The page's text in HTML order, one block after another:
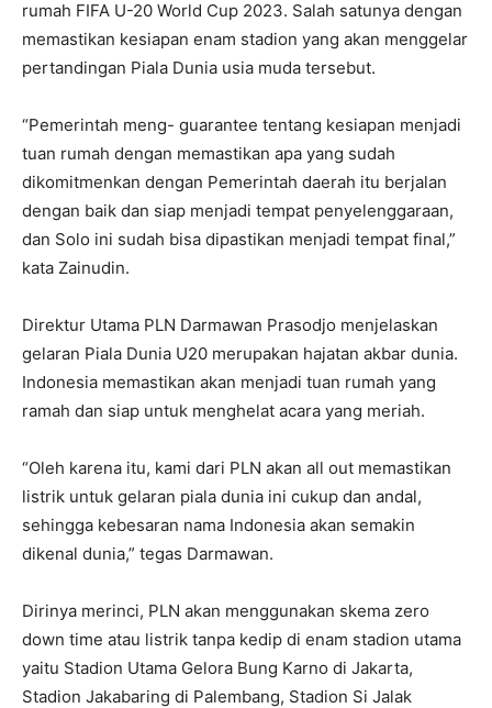
rumah FIFA U-20 World Cup 2023. Salah satunya dengan
memastikan kesiapan enam stadion yang akan menggelar
pertandingan Piala Dunia usia muda tersebut.
“Pemerintah meng- guarantee tentang kesiapan menjadi
tuan rumah dengan memastikan apa yang sudah
dikomitmenkan dengan Pemerintah daerah itu berjalan
dengan baik dan siap menjadi tempat penyelenggaraan,
dan Solo ini sudah bisa dipastikan menjadi tempat final,”
kata Zainudin.
Direktur Utama PLN Darmawan Prasodjo menjelaskan
gelaran Piala Dunia U20 merupakan hajatan akbar dunia.
Indonesia memastikan akan menjadi tuan rumah yang
ramah dan siap untuk menghelat acara yang meriah.
“Oleh karena itu, kami dari PLN akan all out memastikan
listrik untuk gelaran piala dunia ini cukup dan andal,
sehingga kebesaran nama Indonesia akan semakin
dikenal dunia,” tegas Darmawan.
Dirinya merinci, PLN akan menggunakan skema zero
down time atau listrik tanpa kedip di enam stadion utama
yaitu Stadion Utama Gelora Bung Karno di Jakarta,
Stadion Jakabaring di Palembang, Stadion Si Jalak